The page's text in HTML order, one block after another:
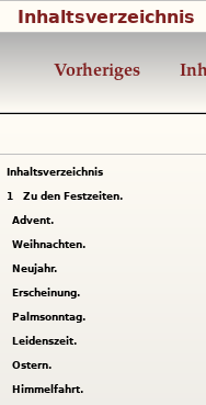
Inhaltsverzeichnis
Vorheriges
Inhaltsverzeichnis
1 Zu den Festzeiten.
Advent.
Weihnachten.
Neujahr.
Erscheinung.
Palmsonntag.
Leidenszeit.
Ostern.
Himmelfahrt.